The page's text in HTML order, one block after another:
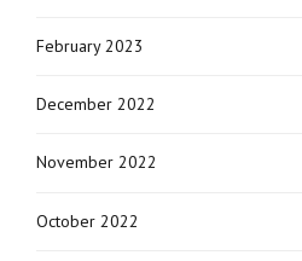
February 2023
December 2022
November 2022
October 2022